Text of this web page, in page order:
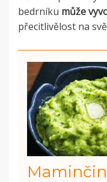
bedrníku může
přecitlivělost na